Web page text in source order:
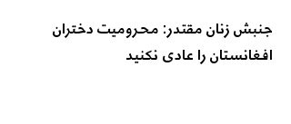
جنبش زنان مقتدر: محرومیت دختران
افغانستان را عادی نکنید